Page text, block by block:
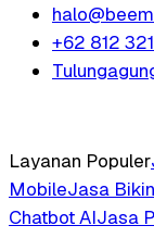
+62 812
Layanan Populer
MobileJasa
Chatbot AIJasa